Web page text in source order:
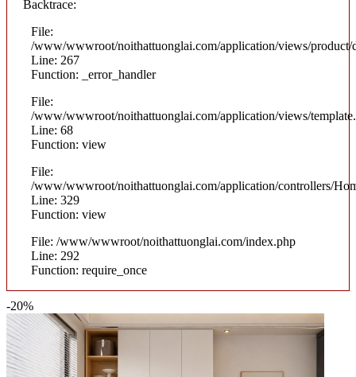
Backtrace:
File:
/www/wwwroot/noithattuonglai.com/application/views/product/
Line: 267
Function: _error_handler
File:
/www/wwwroot/noithattuonglai.com/application/views/
Line: 68
Function: view
File:
/www/wwwroot/noithattuonglai.com/application/controllers/
Line: 329
Function: view
File: /www/wwwroot/noithattuonglai.com/index.php
Line: 292
Function: require_once
-20%